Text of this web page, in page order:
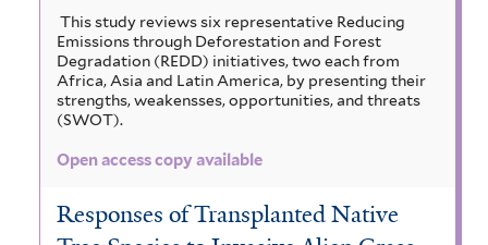
This study reviews six representative Reducing
Emissions through Deforestation and Forest
Degradation (REDD) initiatives, two each from
Africa, Asia and Latin America, by presenting their
strengths, weakensses, opportunities, and threats
(SWOT).
Open access copy available
Responses of Transplanted Native